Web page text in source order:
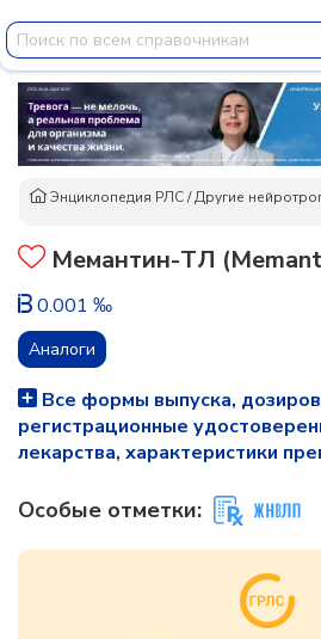
Энциклопедия РЛС/Другие
Мемантин-ТЛ
0.001 ‰
Аналоги
Все формы выпуска,
регистрационные
лекарства, характеристики
Особые отметки: